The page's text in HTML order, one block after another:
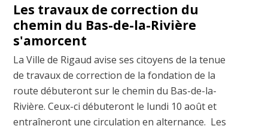
Les travaux de correction du
chemin du Bas-de-la-Rivière
s'amorcent
La Ville de Rigaud avise ses citoyens de la tenue
de travaux de correction de la fondation de la
route débuteront sur le chemin du Bas-de-la-
Rivière. Ceux-ci débuteront le lundi 10 août et
entraîneront une circulation en alternance. Les